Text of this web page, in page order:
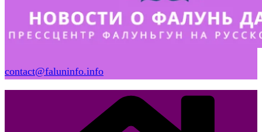
contact@faluninfo.info